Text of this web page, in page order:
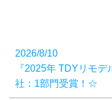
2026/8/10
『2025年 TDYリモ
社：1部門受賞！☆